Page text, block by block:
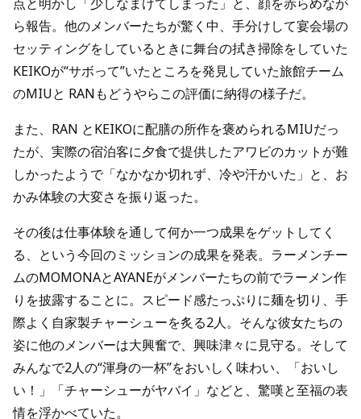
ら報告。他のメンバーたちが驚く中、手分けして宴会場の
セッティングをしているときに舞台の拭き掃除をしていた
KEIKOが“サボって”いたところを発見していた旅館チーム
のMIUと RANもどうやらこの評価に納得の様子だ。
また、RAN とKEIKOに配膳の所作を褒められるMIUだっ
たが、実際の宿泊客に夕食で提供したアワビのカットが難
しかったようで「なかなか切れず、冷や汗かいた」と、お
かみ体験の大変さを振り返った。
その後は仕事体験を通して何か一つ成果をゲットしてく
る、という今回のミッションの成果を発表。ラーメンチー
ムのMOMONAとAYANEがメンバーたちの前でラーメン作
りを披露することに。スピード感たっぷりに麺を切り、手
際よく自家製チャーシューを炙る2人。そんな彼女たちの
姿に他のメンバーは大興奮で、興味津々に見守る。そして
みんなで2人の“渾身の一杯”をおいしく味わい、「おいし
い！」「チャーシューがヤバイ」などと、驚嘆と至福の表
情を浮かべていた。